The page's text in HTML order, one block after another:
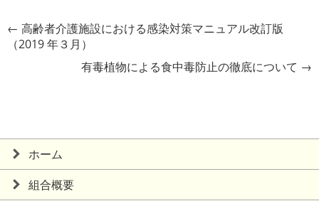
← 高齢者介護施設における感染対策マニュアル改訂版
（2019 年３月）
有毒植物による食中毒防止の徹底について →
ホーム
組合概要